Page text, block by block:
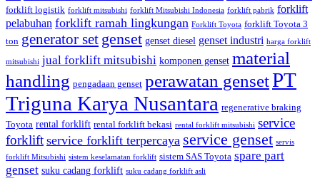
forklift logistik forklift mitsubishi forklift Mitsubishi Indonesia forklift pabrik forklift
pelabuhan forklift ramah lingkungan Forklift Toyota forklift Toyota 3
ton generator set genset genset diesel genset industri harga forklift
mitsubishi jual forklift mitsubishi komponen genset material
handling pengadaan genset perawatan gensetPT
Triguna Karya Nusantara regenerative braking
Toyota rental forklift rental forklift bekasi rental forklift mitsubishi service
forklift service forklift terpercaya service genset servis
forklift Mitsubishi sistem keselamatan forklift sistem SAS Toyota spare part
genset suku cadang forklift suku cadang forklift asli